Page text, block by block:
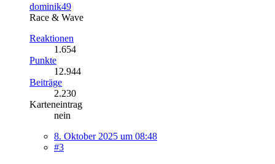
dominik49
Race & Wave
Reaktionen
1.654
Punkte
12.944
Beiträge
2.230
Karteneintrag
nein
8. Oktober 2025 um 08:48
#3